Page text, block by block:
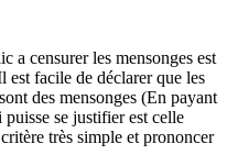
a censurer les mensonges est
est facile de déclarer que les
des mensonges (En payant
se justifier est celle
très simple et prononcer